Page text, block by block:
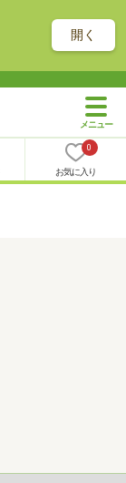
開く
0
お気に入り